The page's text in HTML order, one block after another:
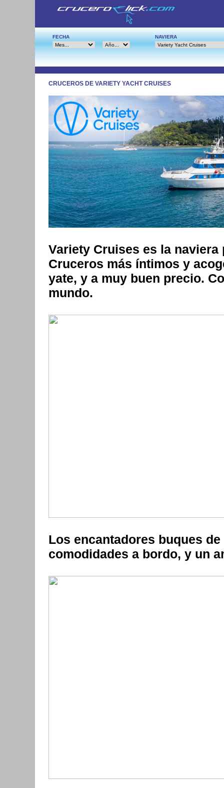
FECHA NAVIERA
CRUCEROS DE VARIETY YACHT CRUISES
Variety Cruises es la naviera
Cruceros más íntimos y
yate, y a muy buen precio.
mundo.
Los encantadores buques
comodidades a bordo, y un